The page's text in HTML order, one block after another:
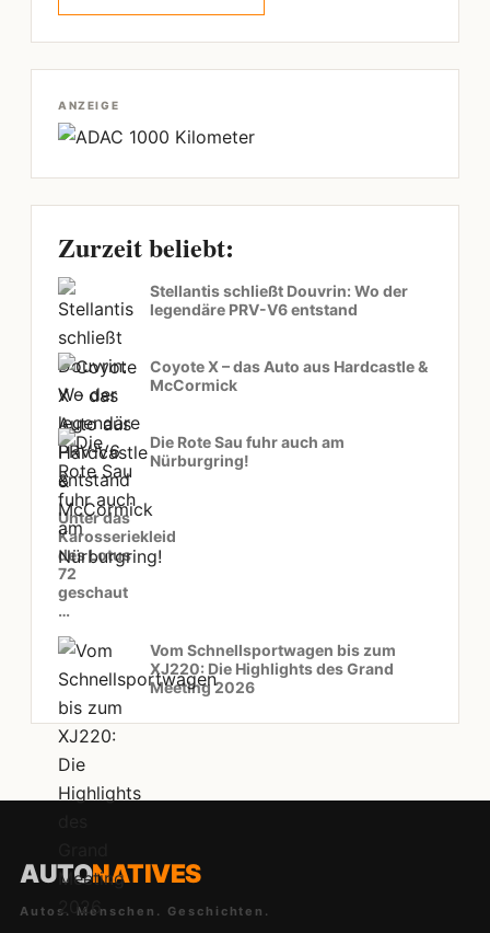
ANZEIGE
Zurzeit beliebt:
Stellantis schließt Douvrin: Wo der
legendäre PRV-V6 entstand
Coyote X – das Auto aus Hardcastle &
McCormick
Die Rote Sau fuhr auch am
Nürburgring!
Unter das
Karosseriekleid
des Lotus
72
geschaut
…
Vom Schnellsportwagen bis zum
XJ220: Die Highlights des Grand
Meeting 2026
AUTONATIVES
Autos. Menschen. Geschichten.